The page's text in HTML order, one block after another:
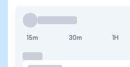
15m 30m 1H